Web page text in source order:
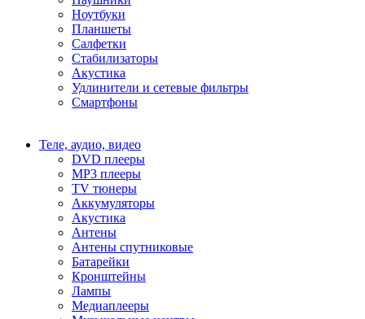
Ноутбуки
Планшеты
Салфетки
Стабилизаторы
Акустика
Удлинители и сетевые фильтры
Смартфоны
Теле, аудио, видео
DVD плееры
MP3 плееры
TV тюнеры
Аккумуляторы
Акустика
Антены
Антены спутниковые
Батарейки
Кронштейны
Лампы
Медиаплееры